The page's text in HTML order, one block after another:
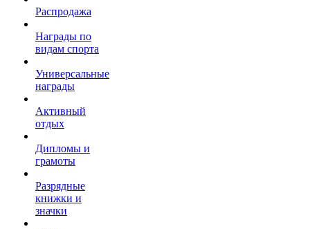
Распродажа
Награды по
видам спорта
Универсальные
награды
Активный
отдых
Дипломы и
грамоты
Разрядные
книжки и
значки